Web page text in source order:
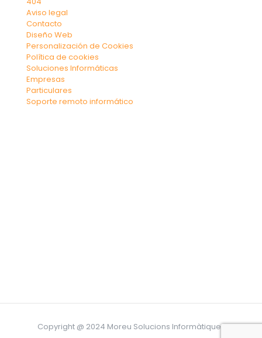
Aviso legal
Contacto
Diseño Web
Personalización de Cookies
Política de cookies
Soluciones Informáticas
Empresas
Particulares
Soporte remoto informático
Copyright @ 2024 Moreu Solucions Informàtiques